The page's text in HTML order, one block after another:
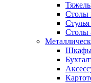
Столы
Столы
Шкафы